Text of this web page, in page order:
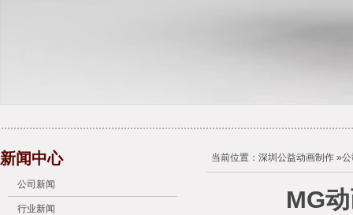
新闻中心
公司新闻
行业新闻
当前位置： 深圳公益动画制作 »
MG